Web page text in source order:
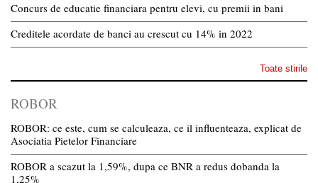
Concurs de educatie financiara pentru elevi, cu premii in bani
Creditele acordate de banci au crescut cu 14% in 2022
Toate stirile
ROBOR
ROBOR: ce este, cum se calculeaza, ce il influenteaza, explicat de
Asociatia Pietelor Financiare
ROBOR a scazut la 1,59%, dupa ce BNR a redus dobanda la
1,25%